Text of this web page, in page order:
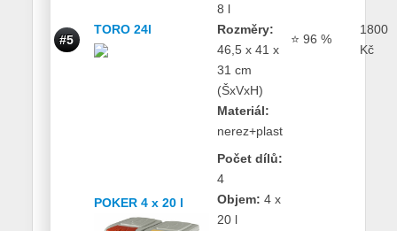
#5
TORO 24l
8 l
Rozměry:
46,5 x 41 x
31 cm
(ŠxVxH)
Materiál:
nerez+plast
⭐ 96 %
1800
Kč
POKER 4 x 20 l
Počet dílů:
4
Objem: 4 x
20 l